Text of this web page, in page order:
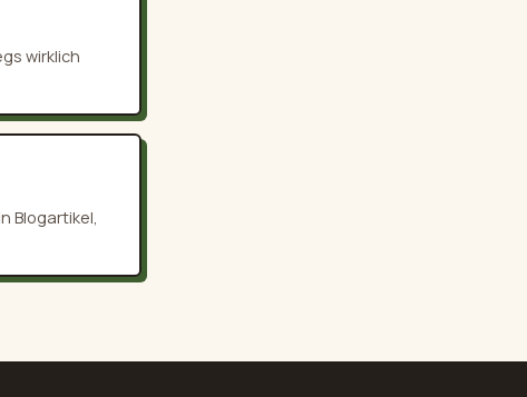
wirklich
Blogartikel,